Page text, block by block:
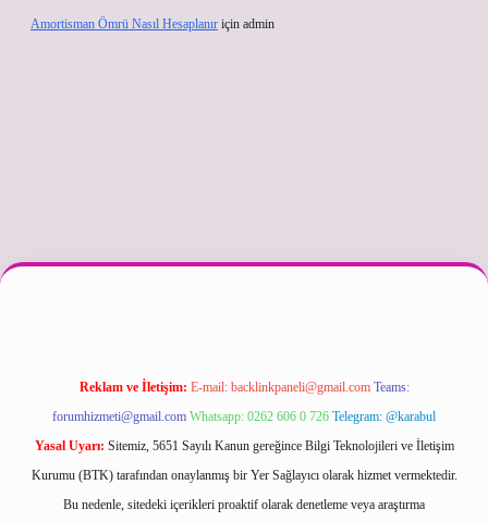
Amortisman Ömrü Nasıl Hesaplanır için admin
betexper güncel
Reklam ve İletişim: E-mail: backlinkpaneli@gmail.com Teams:
forumhizmeti@gmail.com Whatsapp: 0262 606 0 726 Telegram: @karabul
Yasal Uyarı: Sitemiz, 5651 Sayılı Kanun gereğince Bilgi Teknolojileri ve İletişim
Kurumu (BTK) tarafından onaylanmış bir Yer Sağlayıcı olarak hizmet vermektedir.
Bu nedenle, sitedeki içerikleri proaktif olarak denetleme veya araştırma